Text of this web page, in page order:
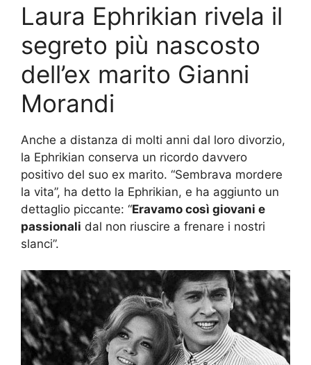
Laura Ephrikian rivela il
segreto più nascosto
dell’ex marito Gianni
Morandi
Anche a distanza di molti anni dal loro divorzio,
la Ephrikian conserva un ricordo davvero
positivo del suo ex marito. “Sembrava mordere
la vita”, ha detto la Ephrikian, e ha aggiunto un
dettaglio piccante: “Eravamo così giovani e
passionali dal non riuscire a frenare i nostri
slanci”.